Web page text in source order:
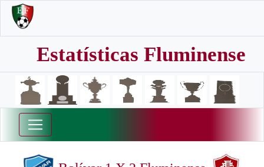
Estatísticas Fluminense